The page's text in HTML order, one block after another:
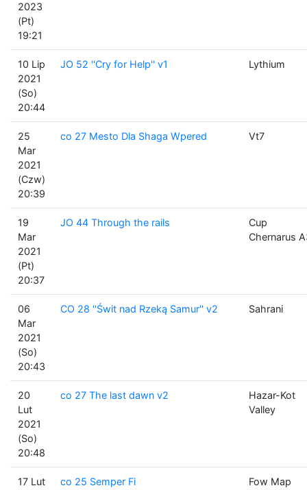
2023
(Pt)
19:21
10 Lip
2021
(So)
20:44
JO 52 ''Cry for Help'' v1 Lythium
25
Mar
2021
(Czw)
20:39
co 27 Mesto Dla Shaga Wpered Vt7
19
Mar
2021
(Pt)
20:37
JO 44 Through the rails
Cup
Chernarus
06
Mar
2021
(So)
20:43
CO 28 ''Świt nad Rzeką Samur'' v2 Sahrani
20
Lut
2021
(So)
20:48
co 27 The last dawn v2
Hazar-Kot
Valley
17 Lut co 25 Semper Fi Fow Map